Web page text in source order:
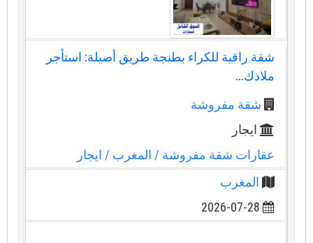
شقة راقية للكراء بطنجة طريق أصيلة: استأجر
ملاذك...
شقة مفروشة
ايجار
عقارات شقة مفروشة/ المغرب/ ايجار
المغرب
2026-07-28